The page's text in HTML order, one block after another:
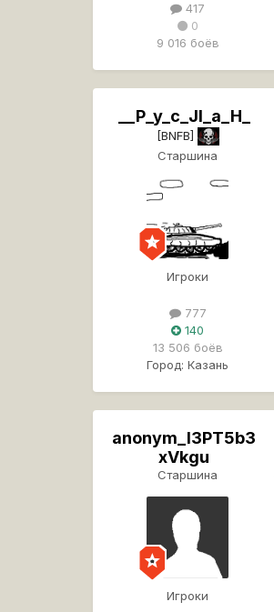
417
0
9 016 боёв
__P_y_c_JI_a_H_
[BNFB]
Старшина
Игроки
777
140
13 506 боёв
Город: Казань
anonym_l3PT5b3
xVkgu
Старшина
Игроки